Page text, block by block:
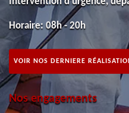
Horaire: 08h - 20h
VOIR NOS DERNIERE
Nos engagements